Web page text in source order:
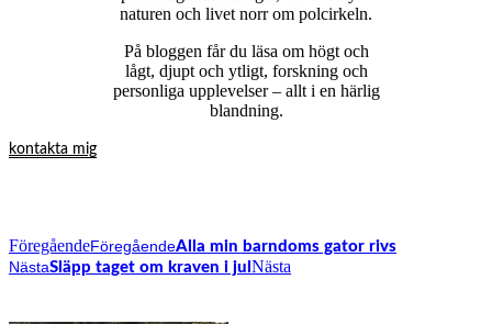
naturen och livet norr om polcirkeln.
På bloggen får du läsa om högt och
lågt, djupt och ytligt, forskning och
personliga upplevelser – allt i en härlig
blandning.
kontakta mig
FöregåendeFöregåendeAlla min barndoms gator rivs
NästaSläpp taget om kraven i jul Nästa